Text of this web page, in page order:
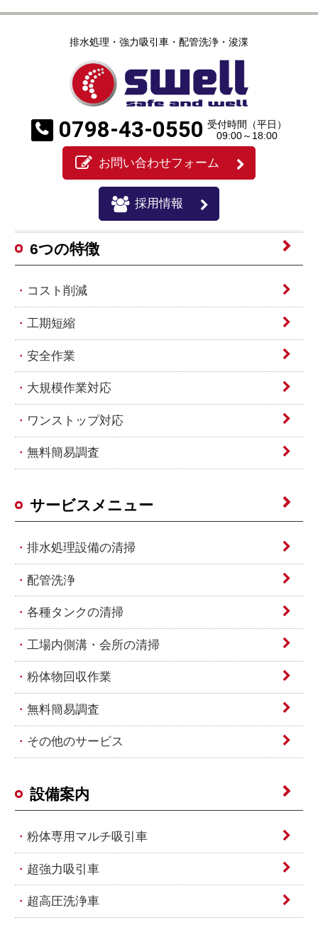
排水処理・強力吸引車・配管洗浄・浚渫
0798-43-0550 受付時間（平日）
09:00～18:00
お問い合わせフォーム
採用情報
6つの特徴
コスト削減
工期短縮
安全作業
大規模作業対応
ワンストップ対応
無料簡易調査
サービスメニュー
排水処理設備の清掃
配管洗浄
各種タンクの清掃
工場内側溝・会所の清掃
粉体物回収作業
無料簡易調査
その他のサービス
設備案内
粉体専用マルチ吸引車
超強力吸引車
超高圧洗浄車